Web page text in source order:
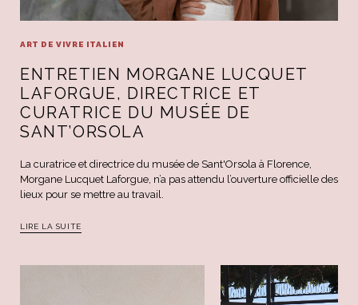
ART DE VIVRE ITALIEN
ENTRETIEN MORGANE LUCQUET
LAFORGUE, DIRECTRICE ET
CURATRICE DU MUSÉE DE
SANT’ORSOLA
La curatrice et directrice du musée de Sant'Orsola à Florence,
Morgane Lucquet Laforgue, n’a pas attendu l’ouverture officielle des
lieux pour se mettre au travail.
LIRE LA SUITE